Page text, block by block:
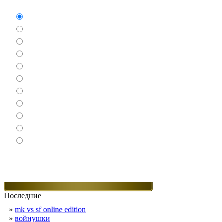
Последние
» mk vs sf online edition
» войнушки